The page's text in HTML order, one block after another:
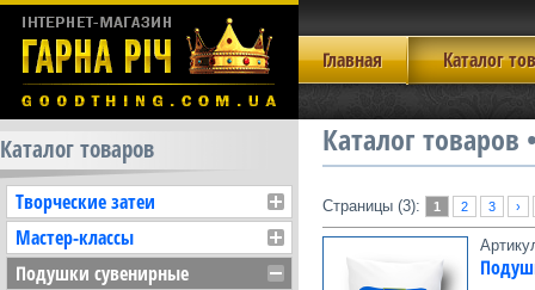
Главная Каталог
Каталог товаров
Творческие затеи
Мастер-классы
Подушки сувенирные
Каталог
Страницы (3): 1 2 3 ›